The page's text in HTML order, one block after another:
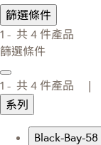
篩選條件
1 - 共 4 件產品
篩選條件
1 - 共 4 件產品 |
系列
Black-Bay-58